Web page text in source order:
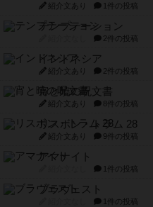
紹介文あり 1件の投稿
テンプテーション
2件の投稿
インドネシア
紹介文あり 2件の投稿
宵と暁の呪文書
紹介文あり 8件の投稿
リスボン・トラム 28
紹介文あり 9件の投稿
アマナイト
1件の投稿
ブラヴェスト
1件の投稿